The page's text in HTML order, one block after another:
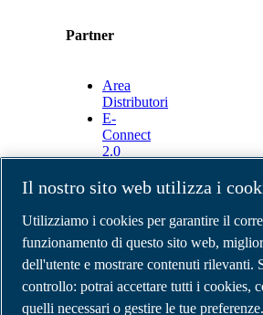
Partner
Area
Distributori
E-
Connect
2.0
Portal
Media
Gallery
©2026 Compressori d'aria ABAC
Note legali e privacy
Modulo resi
Il nostro sito web utilizza i
Utilizziamo i cookies per garantire il
funzionamento di questo sito web,
dell'utente e mostrare contenuti rilevanti.
controllo: potrai accettare tutti i cookies,
quelli necessari o gestire le tue